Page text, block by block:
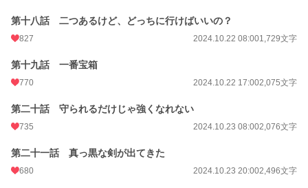
第十八話 二つあるけど、どっちに行けばいいの？
827 2024.10.22 08:001,729文字
第十九話 一番宝箱
770 2024.10.22 17:002,075文字
第二十話 守られるだけじゃ強くなれない
735 2024.10.23 08:002,076文字
第二十一話 真っ黒な剣が出てきた
680 2024.10.23 20:002,496文字